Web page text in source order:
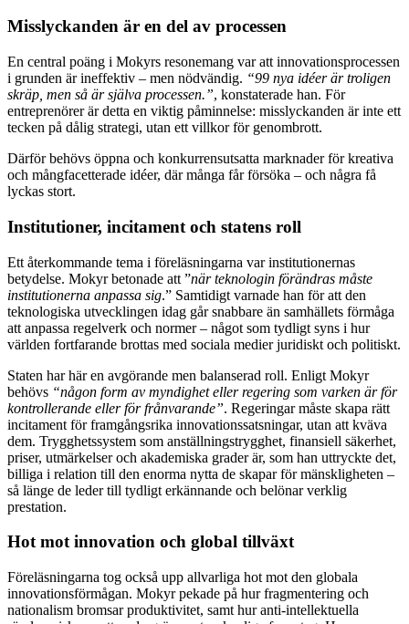
Misslyckanden är en del av processen
En central poäng i Mokyrs resonemang var att innovationsprocessen
i grunden är ineffektiv – men nödvändig. “99 nya idéer är troligen
skräp, men så är själva processen.”, konstaterade han. För
entreprenörer är detta en viktig påminnelse: misslyckanden är inte ett
tecken på dålig strategi, utan ett villkor för genombrott.
Därför behövs öppna och konkurrensutsatta marknader för kreativa
och mångfacetterade idéer, där många får försöka – och några få
lyckas stort.
Institutioner, incitament och statens roll
Ett återkommande tema i föreläsningarna var institutionernas
betydelse. Mokyr betonade att ”när teknologin förändras måste
institutionerna anpassa sig.” Samtidigt varnade han för att den
teknologiska utvecklingen idag går snabbare än samhällets förmåga
att anpassa regelverk och normer – något som tydligt syns i hur
världen fortfarande brottas med sociala medier juridiskt och politiskt.
Staten har här en avgörande men balanserad roll. Enligt Mokyr
behövs “någon form av myndighet eller regering som varken är för
kontrollerande eller för frånvarande”. Regeringar måste skapa rätt
incitament för framgångsrika innovationssatsningar, utan att kväva
dem. Trygghetssystem som anställningstrygghet, finansiell säkerhet,
priser, utmärkelser och akademiska grader är, som han uttryckte det,
billiga i relation till den enorma nytta de skapar för mänskligheten –
så länge de leder till tydligt erkännande och belönar verklig
prestation.
Hot mot innovation och global tillväxt
Föreläsningarna tog också upp allvarliga hot mot den globala
innovationsförmågan. Mokyr pekade på hur fragmentering och
nationalism bromsar produktivitet, samt hur anti-intellektuella